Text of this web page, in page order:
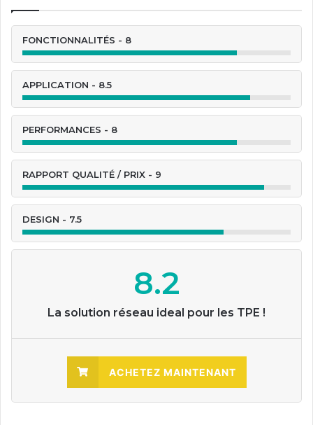
FONCTIONNALITÉS - 8
APPLICATION - 8.5
PERFORMANCES - 8
RAPPORT QUALITÉ / PRIX - 9
DESIGN - 7.5
8.2
La solution réseau ideal pour les TPE !
ACHETEZ MAINTENANT